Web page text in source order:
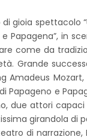
gioia spettacolo
Papagena”, in
come da
Grande
Amadeus
Papageno e
due attori
girandola di
di narrazione,